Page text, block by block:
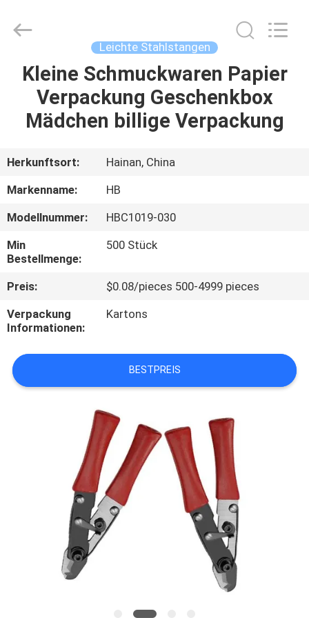
ZU
HAUSE
ÜBER
UNS
WERKSBESICHTIGUNG
QUALITÄTSKONTROLLE
MIT
UNS
NEUIGKEITEN
RECHTSSACHEN
BITTE UM
ANGEBOT
Rights
Leichte Stahlstangen
Kleine Schmuckwaren Papier
Verpackung Geschenkbox
Mädchen billige Verpackung
Herkunftsort:
Hainan, China
Markenname:
HB
Modellnummer:
HBC1019-030
Min
Bestellmenge:
500 Stück
Preis:
$0.08/pieces 500-4999 pieces
Verpackung
Informationen:
Kartons
BESTPREIS